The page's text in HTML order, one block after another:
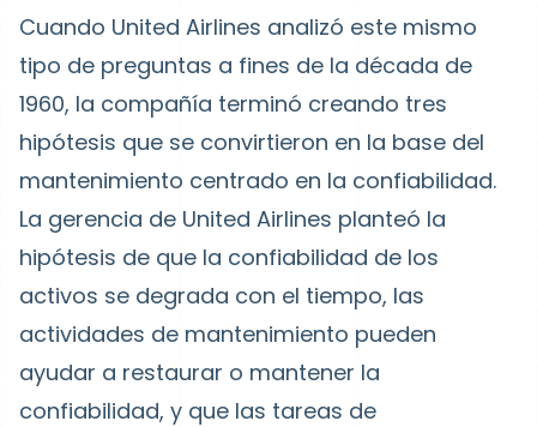
Cuando United Airlines analizó este mismo
tipo de preguntas a fines de la década de
1960, la compañía terminó creando tres
hipótesis que se convirtieron en la base del
mantenimiento centrado en la confiabilidad.
La gerencia de United Airlines planteó la
hipótesis de que la confiabilidad de los
activos se degrada con el tiempo, las
actividades de mantenimiento pueden
ayudar a restaurar o mantener la
confiabilidad, y que las tareas de